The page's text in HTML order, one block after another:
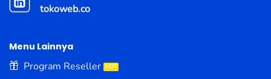
tokoweb.co
Menu Lainnya
Program Reseller